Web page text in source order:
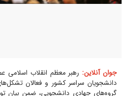
جوان آنلاین: رهبر معظم انقلاب اسلامی
دانشجویان سراسر کشور و فعالان
گروه‌های جهادی دانشجویی، ضمن بیان